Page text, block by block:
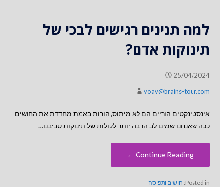
למה תנינים רגישים לבכי של
תינוקות אדם?
25/04/2024
yoav@brains-tour.com
אינסטינקטים הוריים הם לא מיתוס, הורות באמת מחדדת את החושים
ככה שאנחנו שמים לב הרבה יותר לקולות של תינוקות סביבנו…
Continue Reading ←
Posted in: חושים ותפיסה